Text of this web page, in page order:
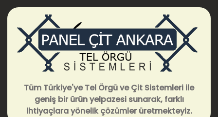
Tüm Türkiye'ye Tel Örgü ve Çit Sistemleri ile
geniş bir ürün yelpazesi sunarak, farklı
ihtiyaçlara yönelik çözümler üretmekteyiz.